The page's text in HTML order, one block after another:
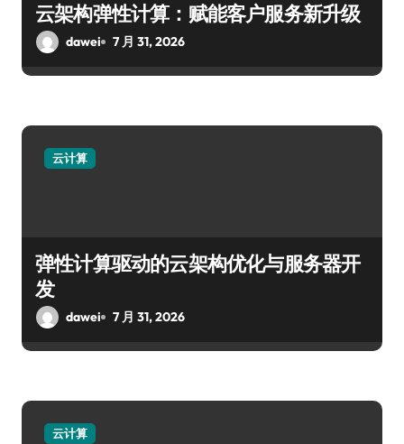
云架构弹性计算：赋能客户服务新升级
dawei 7 月 31, 2026
云计算
弹性计算驱动的云架构优化与服务器开
发
dawei 7 月 31, 2026
云计算